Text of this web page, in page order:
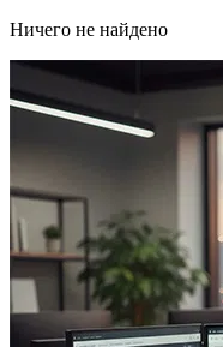
Ничего не найдено